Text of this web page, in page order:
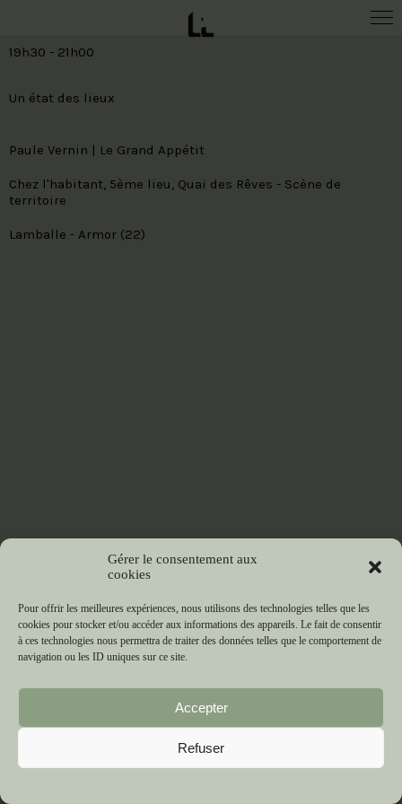
Gérer le consentement aux
cookies
Pour offrir les meilleures expériences, nous utilisons des technologies telles que les
cookies pour stocker et/ou accéder aux informations des appareils. Le fait de consentir
à ces technologies nous permettra de traiter des données telles que le comportement de
navigation ou les ID uniques sur ce site.
Accepter
Refuser
16.04.27
19h30 - 21h00
Un état des lieux
Paule Vernin | Le Grand Appétit
Chez l'habitant, 5ème lieu, Quai des Rêves - Scène de
territoire
Lamballe - Armor (22)